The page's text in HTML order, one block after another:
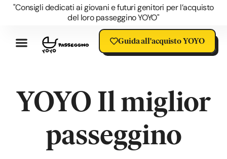
"Consigli dedicati ai giovani e futuri genitori per l’acquisto
del loro passeggino YOYO"
Guida all'acquisto YOYO
YOYO Il miglior
passeggino